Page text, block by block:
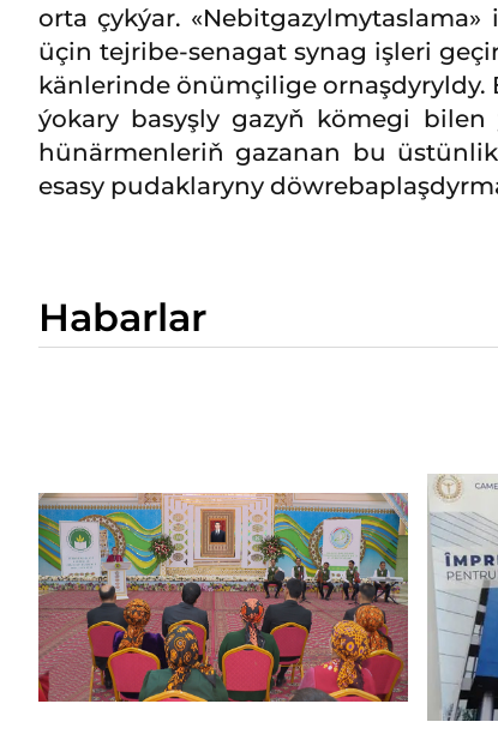
orta çykýar.
üçin tejribe-senagat synag işleri
känlerinde önümçilige
ýokary basyşly gazyň kömegi
hünärmenleriň gazanan bu
esasy pudaklaryny
Habarlar